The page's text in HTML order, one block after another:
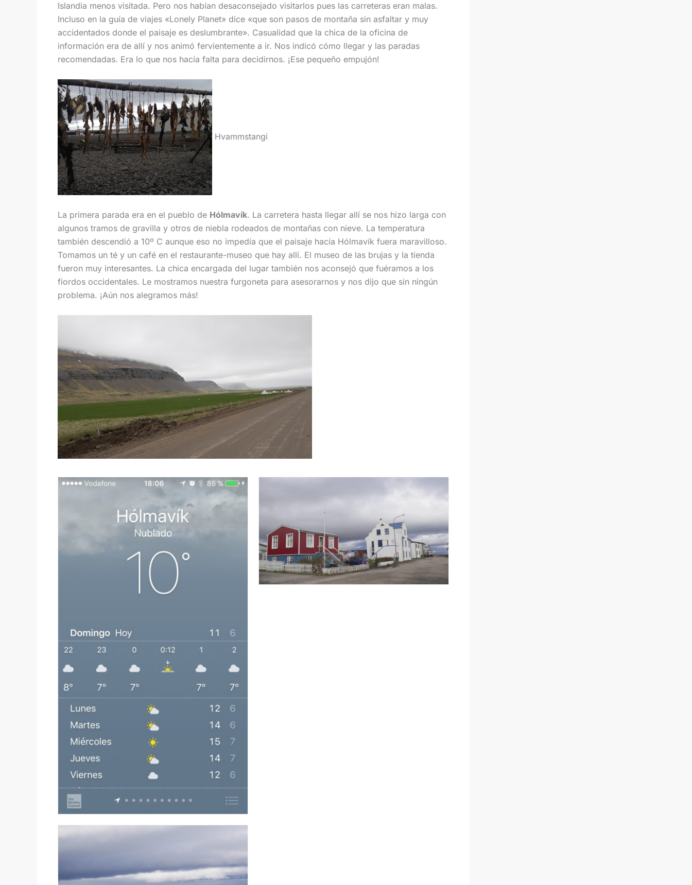
Islandia menos visitada. Pero nos habían desaconsejado visitarlos pues las carreteras eran malas.
Incluso en la guía de viajes «Lonely Planet» dice «que son pasos de montaña sin asfaltar y muy
accidentados donde el paisaje es deslumbrante». Casualidad que la chica de la oficina de
información era de allí y nos animó fervientemente a ir. Nos indicó cómo llegar y las paradas
recomendadas. Era lo que nos hacía falta para decidirnos. ¡Ese pequeño empujón!
Hvammstangi
La primera parada era en el pueblo de Hólmavík. La carretera hasta llegar allí se nos hizo larga con
algunos tramos de gravilla y otros de niebla rodeados de montañas con nieve. La temperatura
también descendió a 10º C aunque eso no impedía que el paisaje hacía Hólmavík fuera maravilloso.
Tomamos un té y un café en el restaurante-museo que hay allí. El museo de las brujas y la tienda
fueron muy interesantes. La chica encargada del lugar también nos aconsejó que fuéramos a los
fiordos occidentales. Le mostramos nuestra furgoneta para asesorarnos y nos dijo que sin ningún
problema. ¡Aún nos alegramos más!